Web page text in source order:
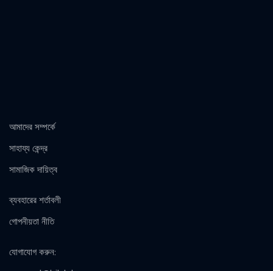
আমাদের সম্পর্কে
সাহায্য কেন্দ্র
সামাজিক দায়িত্ব
ব্যবহারের শর্তাবলী
গোপনীয়তা নীতি
যোগাযোগ করুন: